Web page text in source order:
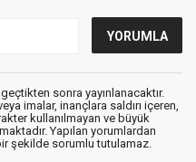
sonra yayınlanacaktır.
imalar, inançlara saldırı içeren,
kullanılmayan ve büyük
Yapılan yorumlardan
şekilde sorumlu tutulamaz.